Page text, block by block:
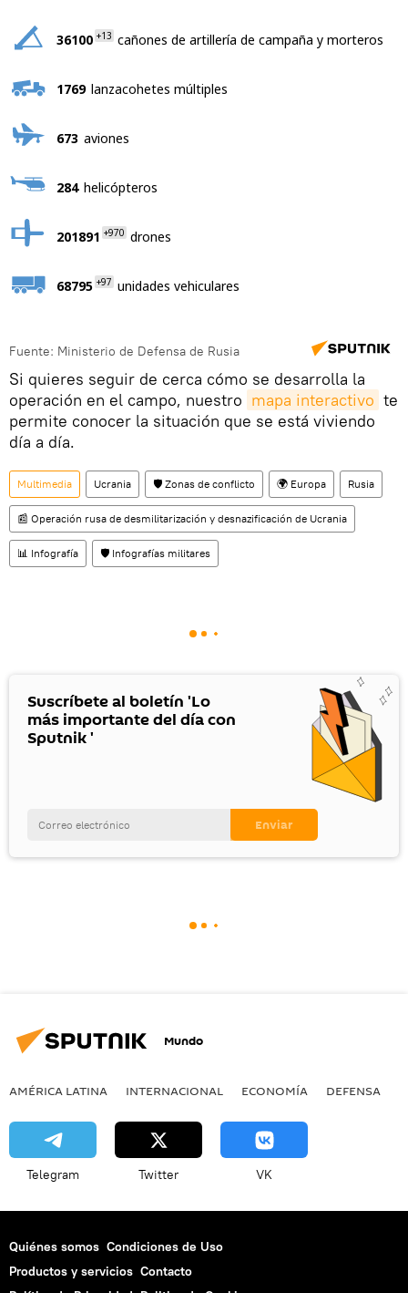
36100 +13 cañones de artillería de campaña y morteros
1769 lanzacohetes múltiples
673 aviones
284 helicópteros
201891 +970 drones
68795 +97 unidades vehiculares
Fuente: Ministerio de Defensa de Rusia
Si quieres seguir de cerca cómo se desarrolla la
operación en el campo, nuestro mapa interactivo te
permite conocer la situación que se está viviendo
día a día.
Multimedia Ucrania 🛡️ Zonas de conflicto 🌍 Europa Rusia
📰 Operación rusa de desmilitarización y desnazificación de Ucrania
📊 Infografía 🛡️ Infografías militares
Suscríbete al boletín 'Lo
más importante del día con
Sputnik '
Mundo
AMÉRICA LATINA INTERNACIONAL ECONOMÍA DEFENSA
Telegram Twitter VK
Quiénes somos Condiciones de Uso
Productos y servicios Contacto